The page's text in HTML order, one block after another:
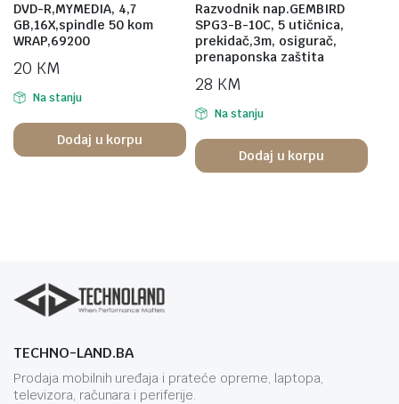
DVD-R,MYMEDIA, 4,7
GB,16X,spindle 50 kom
WRAP,69200
20 KM
Na stanju
Dodaj u korpu
Razvodnik nap.GEMBIRD
SPG3-B-10C, 5 utičnica,
prekidač,3m, osigurač,
prenaponska zaštita
28 KM
Na stanju
Dodaj u korpu
TECHNO-LAND.BA
Prodaja mobilnih uređaja i prateće opreme, laptopa,
televizora, računara i periferije.